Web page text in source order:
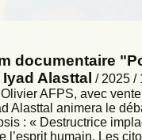
documentaire
Alasttal / 2025 /
AFPS, avec
Alasttal animera le
: « Destructrice
l’esprit humain. Les